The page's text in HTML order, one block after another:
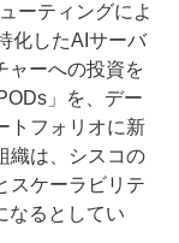
ーティングによ
化したAIサーバ
ャーへの投資を
」を、デー
トフォリオに新
織は、シスコの
スケーラビリテ
なるとしてい